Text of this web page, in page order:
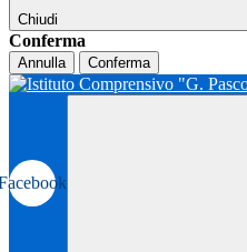
Chiudi
Conferma
Annulla Conferma